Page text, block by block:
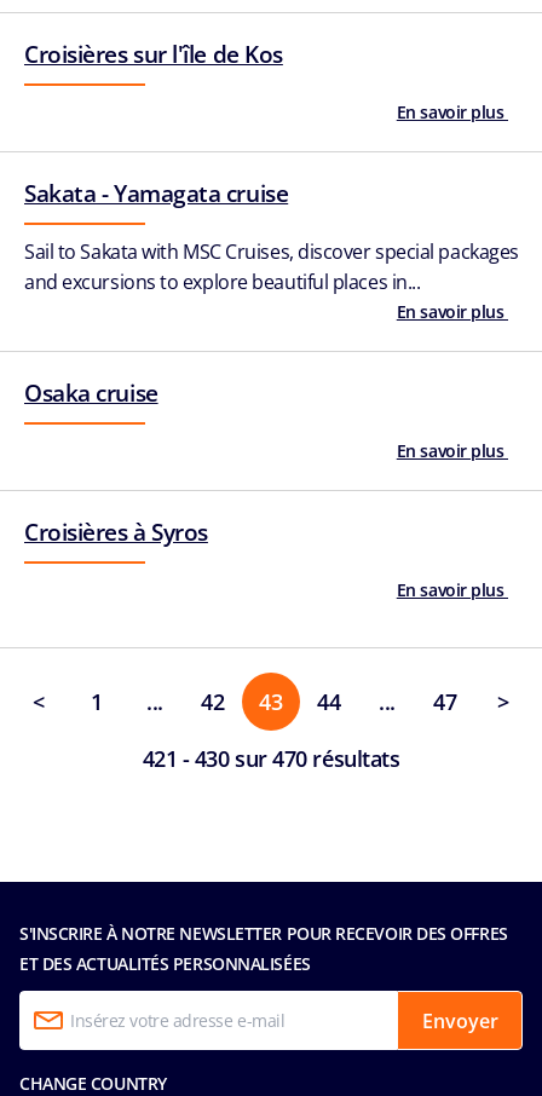
Croisières sur l'île de Kos
En savoir plus
Sakata - Yamagata cruise
Sail to Sakata with MSC Cruises, discover special packages
and excursions to explore beautiful places in...
En savoir plus
Osaka cruise
En savoir plus
Croisières à Syros
En savoir plus
< 1 ... 42 43 44 ... 47
>
421 - 430 sur 470 résultats
S'INSCRIRE À NOTRE NEWSLETTER POUR RECEVOIR DES OFFRES
ET DES ACTUALITÉS PERSONNALISÉES
Envoyer
CHANGE COUNTRY